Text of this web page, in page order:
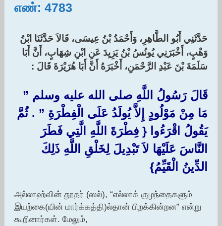
எண்: 4783
حَدَّثَنِي أَبُو الطَّاهِرِ، وَأَحْمَدُ بْنُ عِيسَى، قَالاَ حَدَّثَنَا ابْنُ
وَهْبٍ، أَخْبَرَنِي يُونُسُ بْنُ يَزِيِدَ عَنِ ابْنِ شِهَابٍ، أَنَّ أَبَا
سَلَمَةَ بْنَ عَبْدِ الرَّحْمَنِ، أَخْبَرَهُ أَنَّ أَبَا هُرَيْرَةَ قَالَ :‏
قَالَ رَسُولُ اللَّهِ صلى الله عليه وسلم ‏”‏
مَا مِنْ مَوْلُودٍ إِلاَّ يُولَدُ عَلَى الْفِطْرَةِ ‏”‏ ‏.‏ ثُمَّ
يَقُولُ اقْرَءُوا ‏{‏ فِطْرَةَ اللَّهِ الَّتِي فَطَرَ
النَّاسَ عَلَيْهَا لاَ تَبْدِيلَ لِخَلْقِ اللَّهِ ذَلِكَ
الدِّينُ الْقَيِّمُ‏}‏
அல்லாஹ்வின் தூதர் (ஸல்), “எல்லாக் குழந்தைகளும்
இயற்கை(யின் மார்க்கத்தி)ல்தான் பிறக்கின்றன” என்று
கூறினார்கள். மேலும்,